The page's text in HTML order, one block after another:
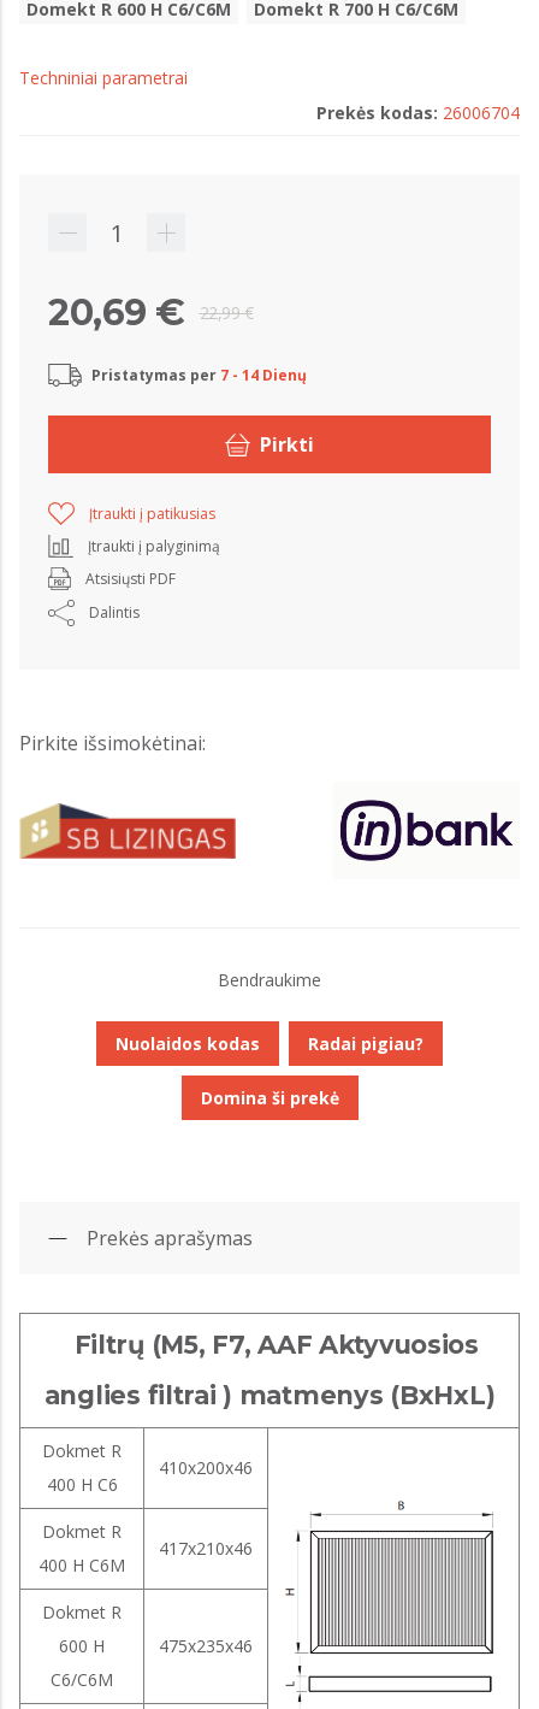
Domekt R 600 H C6/C6M
Domekt R 700 H C6/C6M
Techniniai parametrai
Prekės kodas: 26006704
22,99 €
20,69 €
Pristatymas per 7 - 14 Dienų
Pirkti
Įtraukti į patikusias
Įtraukti į palyginimą
Atsisiųsti PDF
Dalintis
Pirkite išsimokėtinai:
Bendraukime
Nuolaidos kodas Radai pigiau?
Domina ši prekė
Prekės aprašymas
Filtrų (M5, F7, AAF Aktyvuosios
anglies filtrai ) matmenys (BxHxL)
Dokmet R
400 H C6
410x200x46
Dokmet R
400 H C6M
417x210x46
Dokmet R
600 H
C6/C6M
475x235x46